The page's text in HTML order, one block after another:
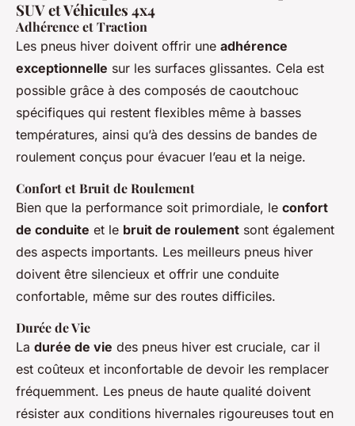
SUV et Véhicules 4x4
Adhérence et Traction
Les pneus hiver doivent offrir une adhérence
exceptionnelle sur les surfaces glissantes. Cela est
possible grâce à des composés de caoutchouc
spécifiques qui restent flexibles même à basses
températures, ainsi qu’à des dessins de bandes de
roulement conçus pour évacuer l’eau et la neige.
Confort et Bruit de Roulement
Bien que la performance soit primordiale, le confort
de conduite et le bruit de roulement sont également
des aspects importants. Les meilleurs pneus hiver
doivent être silencieux et offrir une conduite
confortable, même sur des routes difficiles.
Durée de Vie
La durée de vie des pneus hiver est cruciale, car il
est coûteux et inconfortable de devoir les remplacer
fréquemment. Les pneus de haute qualité doivent
résister aux conditions hivernales rigoureuses tout en